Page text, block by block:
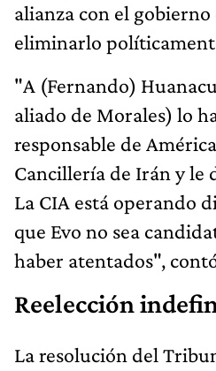
alianza con el gobierno
eliminarlo
"A (Fernando)
aliado de Morales) lo
responsable de
Cancillería de Irán y le
La CIA está operando
que Evo no sea
haber atentados",
Reelección
La resolución del